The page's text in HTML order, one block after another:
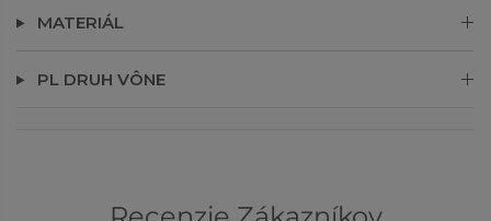
MATERIÁL
PL DRUH VÔNE